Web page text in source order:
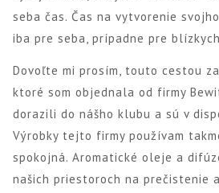
seba čas. Čas na vytvorenie
iba pre seba, prípadne pre
Dovoľte mi prosím, touto cestou
ktoré som objednala od firmy
dorazili do nášho klubu a sú v
Výrobky tejto firmy používam
spokojná. Aromatické oleje a
našich priestoroch na prečistenie